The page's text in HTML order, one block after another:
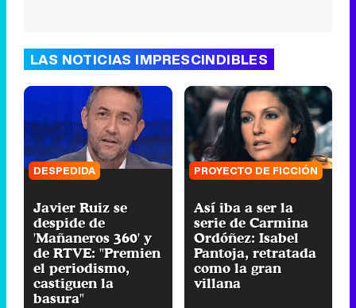
LAS NOTICIAS IMPRESCINDIBLES
DESPEDIDA
Javier Ruiz se
despide de
'Mañaneros 360' y
de RTVE: "Premien
el periodismo,
castiguen la
basura"
PROYECTO DE FICCIÓN
Así iba a ser la
serie de Carmina
Ordóñez: Isabel
Pantoja, retratada
como la gran
villana